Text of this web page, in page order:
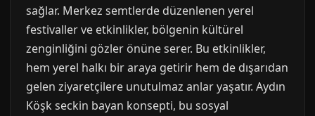
sağlar. Merkez semtlerde düzenlenen yerel
festivaller ve etkinlikler, bölgenin kültürel
zenginliğini gözler önüne serer. Bu etkinlikler,
hem yerel halkı bir araya getirir hem de dışarıdan
gelen ziyaretçilere unutulmaz anlar yaşatır. Aydın
Köşk seckin bayan konsepti, bu sosyal